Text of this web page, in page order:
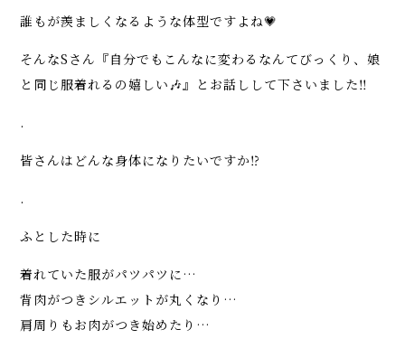
誰もが羨ましくなるような体型ですよね💗
そんなSさん『自分でもこんなに変わるなんてびっくり、娘
と同じ服着れるの嬉しい🎶』とお話しして下さいました‼️
.
皆さんはどんな身体になりたいですか⁉️
.
ふとした時に
着れていた服がパツパツに…
背肉がつきシルエットが丸くなり…
肩周りもお肉がつき始めたり…